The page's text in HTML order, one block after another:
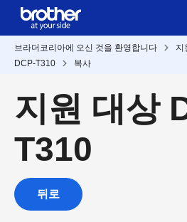
브라더코리아에 오신 것을 환영합니다
지
DCP-T310
복사
지원 대상
T310
뒤로